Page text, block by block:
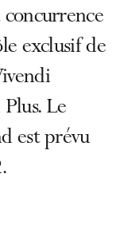
exclusif de
Le
est prévu